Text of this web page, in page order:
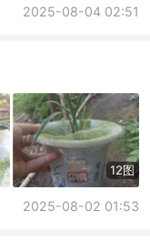
2025-08-04 02:51
12图
2025-08-02 01:53